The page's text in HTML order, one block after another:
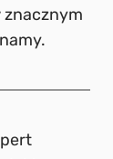
znacznym